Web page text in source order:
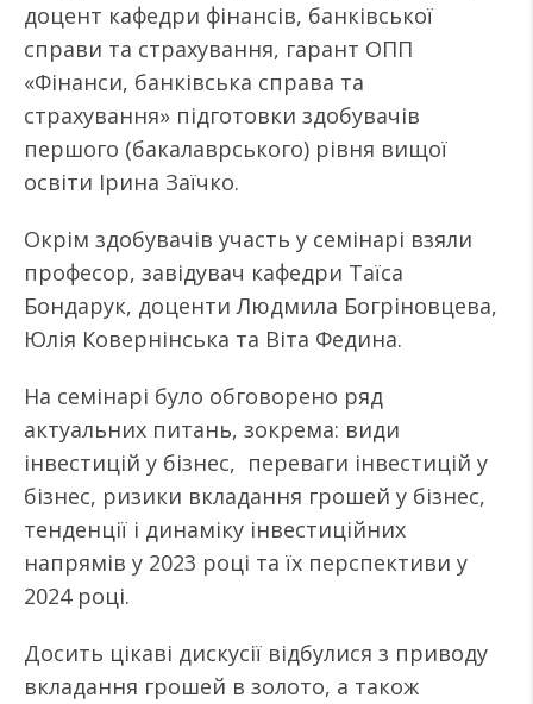
доцент кафедри фінансів, банківської
справи та страхування, гарант ОПП
«Фінанси, банківська справа та
страхування» підготовки здобувачів
першого (бакалаврського) рівня вищої
освіти Ірина Заїчко.
Окрім здобувачів участь у семінарі взяли
професор, завідувач кафедри Таїса
Бондарук, доценти Людмила Богріновцева,
Юлія Ковернінська та Віта Федина.
На семінарі було обговорено ряд
актуальних питань, зокрема: види
інвестицій у бізнес, переваги інвестицій у
бізнес, ризики вкладання грошей у бізнес,
тенденції і динаміку інвестиційних
напрямів у 2023 році та їх перспективи у
2024 році.
Досить цікаві дискусії відбулися з приводу
вкладання грошей в золото, а також